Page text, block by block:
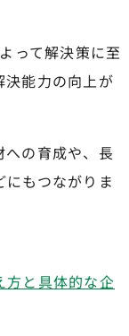
って解決策に至
決能力の向上が
への育成や、長
もつながりま
方と具体的な企